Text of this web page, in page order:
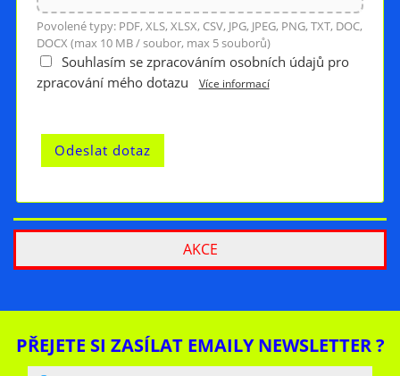
Povolené typy: PDF, XLS, XLSX, CSV, JPG, JPEG, PNG, TXT, DOC,
DOCX (max 10 MB / soubor, max 5 souborů)
Souhlasím se zpracováním osobních údajů pro
zpracování mého dotazu
Více informací
AKCE
PŘEJETE SI ZASÍLAT EMAILY NEWSLETTER ?